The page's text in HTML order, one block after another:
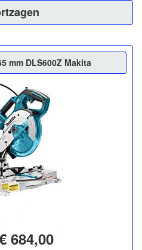
mm DLS600Z Makita
684,00